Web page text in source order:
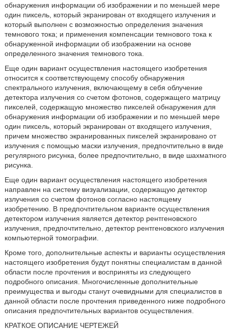
обнаружения информации об изображении и по меньшей мере
один пиксель, который экранирован от входящего излучения и
который выполнен с возможностью определения значения
темнового тока; и применения компенсации темнового тока к
обнаруженной информации об изображении на основе
определенного значения темнового тока.
Еще один вариант осуществления настоящего изобретения
относится к соответствующему способу обнаружения
спектрального излучения, включающему в себя облучение
детектора излучения со счетом фотонов, содержащего матрицу
пикселей, содержащую множество пикселей обнаружения для
обнаружения информации об изображении и по меньшей мере
один пиксель, который экранирован от входящего излучения,
причем множество экранированных пикселей экранировано от
излучения с помощью маски излучения, предпочтительно в виде
регулярного рисунка, более предпочтительно, в виде шахматного
рисунка.
Еще один вариант осуществления настоящего изобретения
направлен на систему визуализации, содержащую детектор
излучения со счетом фотонов согласно настоящему
изобретению. В предпочтительном варианте осуществления
детектором излучения является детектор рентгеновского
излучения, предпочтительно, детектор рентгеновского излучения
компьютерной томографии.
Кроме того, дополнительные аспекты и варианты осуществления
настоящего изобретения будут понятны специалистам в данной
области после прочтения и восприняты из следующего
подробного описания. Многочисленные дополнительные
преимущества и выгоды станут очевидными для специалистов в
данной области после прочтения приведенного ниже подробного
описания предпочтительных вариантов осуществления.
КРАТКОЕ ОПИСАНИЕ ЧЕРТЕЖЕЙ